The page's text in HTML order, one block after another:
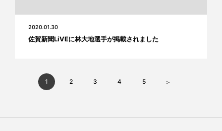
2020.01.30
佐賀新聞LiVEに林大地選手が掲載されました
1 2 3 4 5